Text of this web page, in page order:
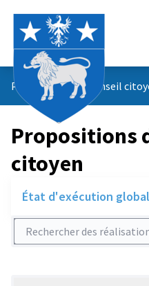
Propositions du conseil
Propositions
citoyen
État d'exécution global
Rechercher des réalisations